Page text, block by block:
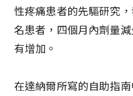
性疼痛患者的先驅研究
名患者，四個月內劑量
有增加。
在達納爾所寫的自助指